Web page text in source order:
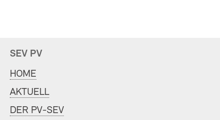
SEV PV
HOME
AKTUELL
DER PV-SEV